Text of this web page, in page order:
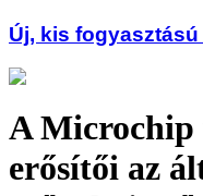
Új, kis
A Microchip
erősítői az